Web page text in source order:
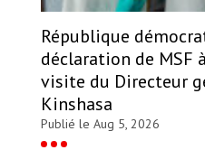
République
déclaration de MSF
visite du Directeur
Kinshasa
Publié le Aug 5, 2026